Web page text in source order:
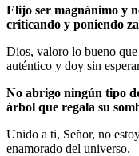
Elijo ser magnánimo y
criticando y poniendo
Dios, valoro lo bueno
auténtico y doy sin
No abrigo ningún tipo
árbol que regala su
Unido a ti, Señor, no
enamorado del universo.